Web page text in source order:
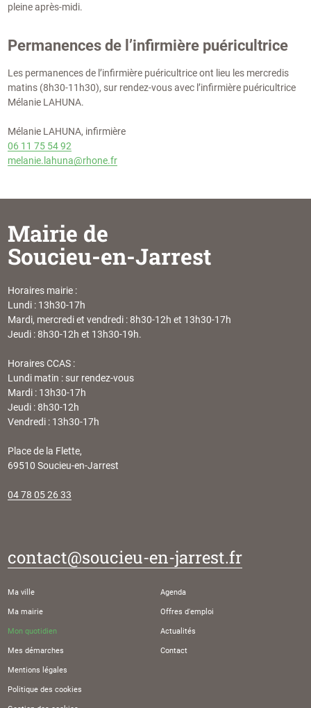
pleine après-midi.
Permanences de l’infirmière puéricultrice
Les permanences de l’infirmière puéricultrice ont lieu les mercredis
matins (8h30-11h30), sur rendez-vous avec l’infirmière puéricultrice
Mélanie LAHUNA.
Mélanie LAHUNA, infirmière
06 11 75 54 92
melanie.lahuna@rhone.fr
Mairie de
Soucieu-en-Jarrest
Horaires mairie :
Lundi : 13h30-17h
Mardi, mercredi et vendredi : 8h30-12h et 13h30-17h
Jeudi : 8h30-12h et 13h30-19h.
Horaires CCAS :
Lundi matin : sur rendez-vous
Mardi : 13h30-17h
Jeudi : 8h30-12h
Vendredi : 13h30-17h
Place de la Flette,
69510 Soucieu-en-Jarrest
04 78 05 26 33
contact@soucieu-en-jarrest.fr
Ma ville
Ma mairie
Mon quotidien
Mes démarches
Agenda
Offres d'emploi
Actualités
Contact
Mentions légales
Politique des cookies